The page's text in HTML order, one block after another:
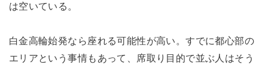
は空いている。
白金高輪始発なら座れる可能性が高い。すでに都心部の
エリアという事情もあって、席取り目的で並ぶ人はそう